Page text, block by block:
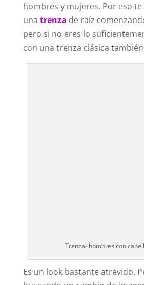
hombres y mujeres. Por eso
una trenza de raíz
pero si no eres lo
con una trenza clásica
Trenza- hombres con
Es un look bastante atrevido.